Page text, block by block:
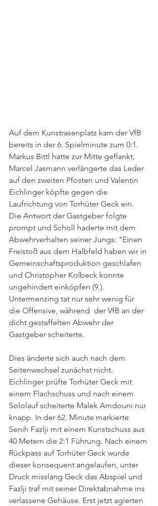
Auf dem Kunstrasenplatz kam der VfB
bereits in der 6. Spielminute zum 0:1.
Markus Bittl hatte zur Mitte geflankt,
Marcel Jasmann verlängerte das Leder
auf den zweiten Pfosten und Valentin
Eichlinger köpfte gegen die
Laufrichtung von Torhüter Geck ein.
Die Antwort der Gastgeber folgte
prompt und Scholl haderte mit dem
Abwehrverhalten seiner Jungs: "Einen
Freistoß aus dem Halbfeld haben wir in
Gemeinschaftsproduktion geschlafen
und Christopher Kolbeck konnte
ungehindert einköpfen (9.).
Untermenzing tat nur sehr wenig für
die Offensive, während  der VfB an der
dicht gestaffelten Abwehr der
Gastgeber scheiterte.
Dies änderte sich auch nach dem
Seitenwechsel zunächst nicht.
Eichlinger prüfte Torhüter Geck mit
einem Flachschuss und nach einem
Sololauf scheiterte Malek Amdouni nur
knapp. In der 62. Minute markierte
Senih Fazlji mit einem Kunstschuss aus
40 Metern die 2:1 Führung. Nach einem
Rückpass auf Torhüter Geck wurde
dieser konsequent angelaufen, unter
Druck misslang Geck das Abspiel und
Fazlji traf mit seiner Direktabnahme ins
verlassene Gehäuse. Erst jetzt agierten